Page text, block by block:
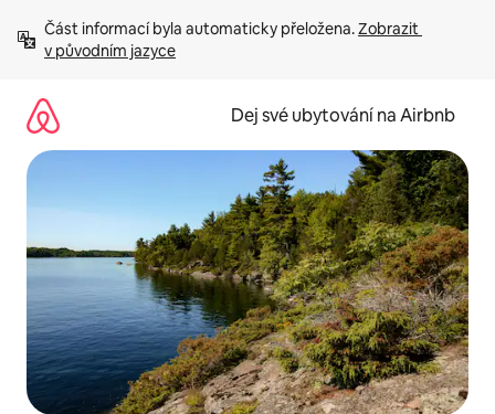
obsah
Část informací byla automaticky přeložena. Zobrazit
v původním jazyce
Dej své ubytování na Airbnb